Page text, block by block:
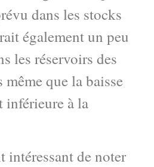
dans les stocks
également un peu
les réservoirs des
que la baisse
inférieure à la
intéressant de noter